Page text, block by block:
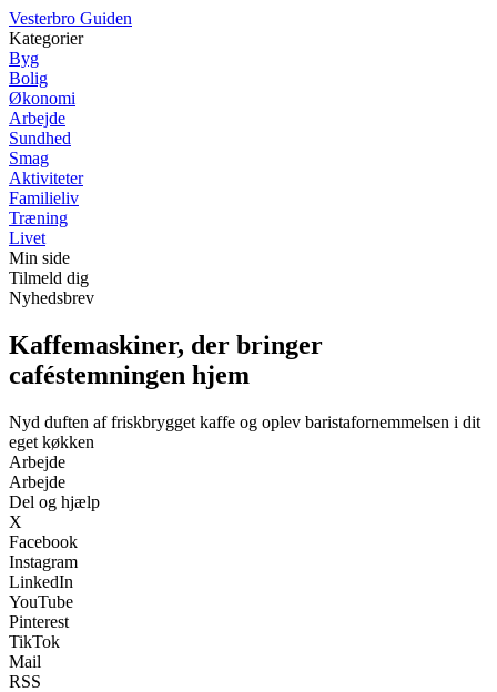
Vesterbro Guiden
Kategorier
Byg
Bolig
Økonomi
Arbejde
Sundhed
Smag
Aktiviteter
Familieliv
Træning
Livet
Min side
Tilmeld dig
Nyhedsbrev
Kaffemaskiner, der bringer
caféstemningen hjem
Nyd duften af friskbrygget kaffe og oplev baristafornemmelsen i dit
eget køkken
Arbejde
Arbejde
Del og hjælp
X
Facebook
Instagram
LinkedIn
YouTube
Pinterest
TikTok
Mail
RSS